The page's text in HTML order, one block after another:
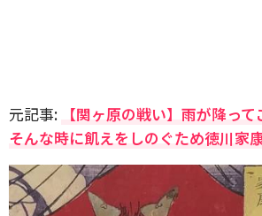
元記事: 【関ヶ原の戦い】雨が降って
そんな時に飢えをしのぐため徳川家